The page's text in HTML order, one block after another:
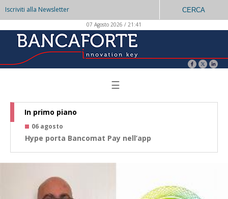
Iscriviti alla Newsletter CERCA
07 Agosto 2026 / 21:41
☰
In primo piano
06 agosto
Hype porta Bancomat Pay nell’app